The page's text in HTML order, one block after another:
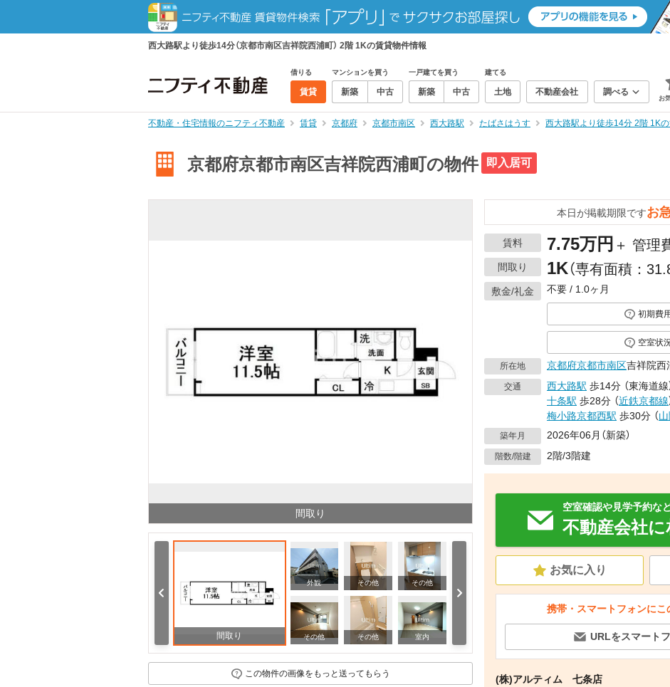
西大路駅より徒歩14分（京都市南区吉祥院西浦町） 2階 1Kの賃貸物件情報
借りる
賃貸
マンションを買う
新築 中古
一戸建てを買う
新築 中古
建てる
土地 不動産会社 調べる
お
不動産・住宅情報のニフティ不動産 賃貸 京都府 京都市南区 西大路駅 たばさはうす 西大路駅より徒歩14分 2階 1K
京都府京都市南区吉祥院西浦町の物件 即入居可
間取り
間取り
外観 その他 その他
その他 その他 室内
その他
その他
この物件の画像をもっと送ってもらう
本日が掲載期限ですお
賃料 7.75万円 ＋ 管理
間取り 1K（専有面積：
敷金/礼金 不要 / 1.0ヶ月
初期費
空室状
所在地 京都府京都市南区吉祥院西
交通 西大路駅 歩14分 （東海道線
十条駅 歩28分 （近鉄京都線
梅小路京都西駅 歩30分 （
築年月 2026年06月（新築）
階数/階建 2階/3階建
空室確認や見学予約な
不動産会社に
お気に入り
携帯・スマートフォンにこ
URLをスマート
(株)アルティム 七条店